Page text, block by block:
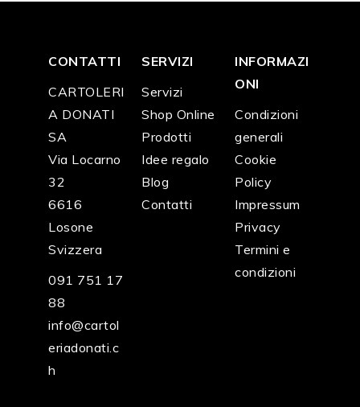
CONTATTI
CARTOLERI
A DONATI
SA
Via Locarno
32
6616
Losone
Svizzera
091 751 17
88
info@cartol
eriadonati.c
h
SERVIZI
Servizi
Shop Online
Prodotti
Idee regalo
Blog
Contatti
INFORMAZI
ONI
Condizioni
generali
Cookie
Policy
Impressum
Privacy
Termini e
condizioni